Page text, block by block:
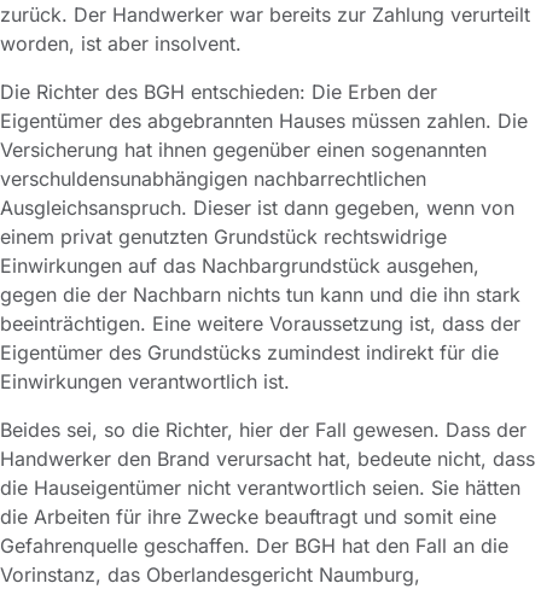
zurück. Der Handwerker war bereits zur Zahlung verurteilt
worden, ist aber insolvent.
Die Richter des BGH entschieden: Die Erben der
Eigentümer des abgebrannten Hauses müssen zahlen. Die
Versicherung hat ihnen gegenüber einen sogenannten
verschuldensunabhängigen nachbarrechtlichen
Ausgleichsanspruch. Dieser ist dann gegeben, wenn von
einem privat genutzten Grundstück rechtswidrige
Einwirkungen auf das Nachbargrundstück ausgehen,
gegen die der Nachbarn nichts tun kann und die ihn stark
beeinträchtigen. Eine weitere Voraussetzung ist, dass der
Eigentümer des Grundstücks zumindest indirekt für die
Einwirkungen verantwortlich ist.
Beides sei, so die Richter, hier der Fall gewesen. Dass der
Handwerker den Brand verursacht hat, bedeute nicht, dass
die Hauseigentümer nicht verantwortlich seien. Sie hätten
die Arbeiten für ihre Zwecke beauftragt und somit eine
Gefahrenquelle geschaffen. Der BGH hat den Fall an die
Vorinstanz, das Oberlandesgericht Naumburg,